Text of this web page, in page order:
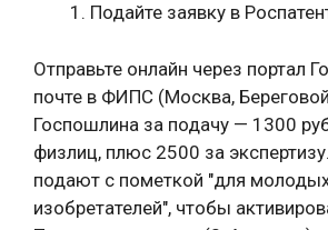
Подайте заявку в
Отправьте онлайн через портал
почте в ФИПС (Москва,
Госпошлина за подачу — 1300
физлиц, плюс 2500 за
подают с пометкой "для
изобретателей", чтобы